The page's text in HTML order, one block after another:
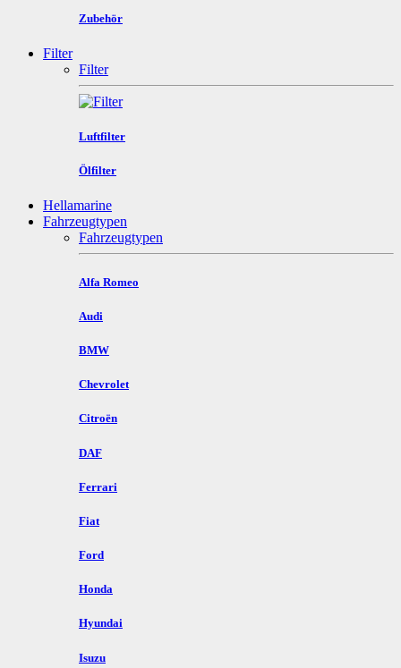
Zubehör
Filter
Filter
Luftfilter
Ölfilter
Hellamarine
Fahrzeugtypen
Fahrzeugtypen
Alfa Romeo
Audi
BMW
Chevrolet
Citroën
DAF
Ferrari
Fiat
Ford
Honda
Hyundai
Isuzu